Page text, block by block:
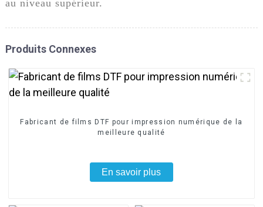
au niveau supérieur.
Produits Connexes
Fabricant de films DTF pour impression numérique de la
meilleure qualité
En savoir plus